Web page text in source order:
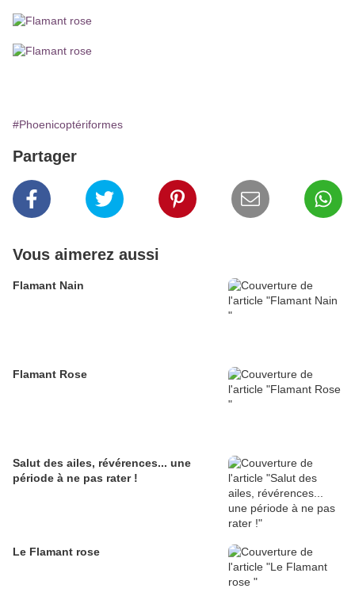
#Phoenicoptériformes
Partager
Vous aimerez aussi
Flamant Nain
Flamant Rose
Salut des ailes, révérences... une
période à ne pas rater !
Le Flamant rose